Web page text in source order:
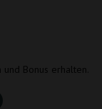
Bonus erhalten.